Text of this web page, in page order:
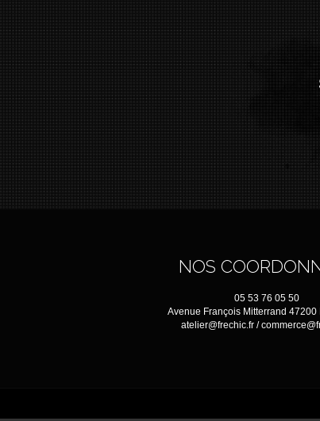
NOS
05 53 76 05 50
Avenue François Mitterrand 47200
atelier@frechic.fr /